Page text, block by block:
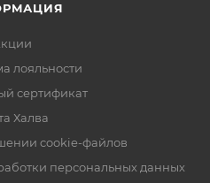
лояльности
сертификат
Халва
cookie-файлов
персональных данных